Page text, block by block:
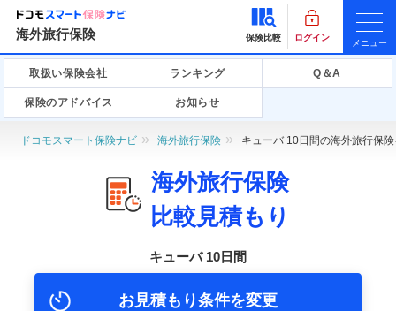
海外旅行保険 保険比較 ログイン
メニュー
取扱い保険会社 ランキング Q＆A
保険のアドバイス お知らせ
ドコモスマート保険ナビ 海外旅行保険 キューバ 10日間の海外旅行保
海外旅行保険
比較見積もり
キューバ 10日間
お見積もり条件を変更